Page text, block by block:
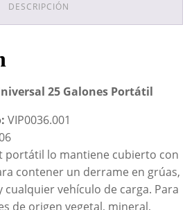
DESCRIPCIÓN
25 Galones Portátil
VIP0036.001
portátil lo mantiene cubierto con
contener un derrame en grúas,
cualquier vehículo de carga. Para
de origen vegetal, mineral,